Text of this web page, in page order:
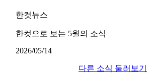
한컷뉴스
한컷으로 보는 5월의 소식
2026/05/14
다른 소식 둘러보기